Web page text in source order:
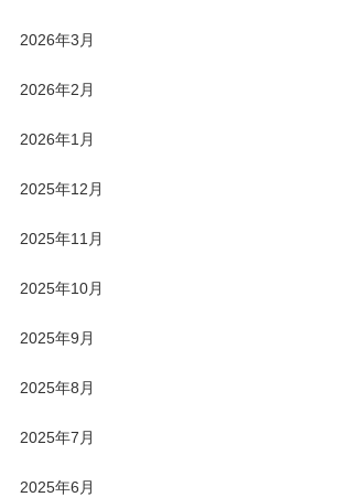
2026年3月
2026年2月
2026年1月
2025年12月
2025年11月
2025年10月
2025年9月
2025年8月
2025年7月
2025年6月